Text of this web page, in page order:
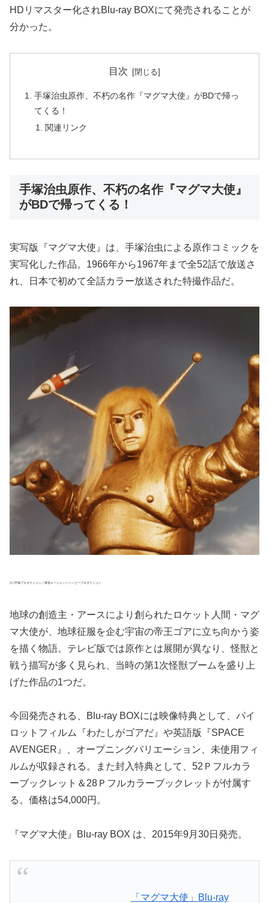
HDリマスター化されBlu-ray BOXにて発売されることが
分かった。
目次
手塚治虫原作、不朽の名作『マグマ大使』がBDで帰っ
てくる！
関連リンク
手塚治虫原作、不朽の名作『マグマ大使』
がBDで帰ってくる！
実写版『マグマ大使』は、手塚治虫による原作コミックを
実写化した作品。1966年から1967年まで全52話で放送さ
れ、日本で初めて全話カラー放送された特撮作品だ。
(C)手塚プロダクション／東急エージェンシー／ピープロダクション
地球の創造主・アースにより創られたロケット人間・マグ
マ大使が、地球征服を企む宇宙の帝王ゴアに立ち向かう姿
を描く物語。テレビ版では原作とは展開が異なり、怪獣と
戦う描写が多く見られ、当時の第1次怪獣ブームを盛り上
げた作品の1つだ。
今回発売される、Blu-ray BOXには映像特典として、パイ
ロットフィルム『わたしがゴアだ』や英語版『SPACE
AVENGER』、オープニングバリエーション、未使用フィ
ルムが収録される。また封入特典として、52Ｐフルカラ
ーブックレット＆28Ｐフルカラーブックレットが付属す
る。価格は54,000円。
『マグマ大使』Blu-ray BOX は、2015年9月30日発売。
「マグマ大使」Blu-ray